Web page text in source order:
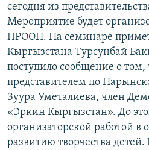
сегодня из
Мероприятие будет
ПРООН. На семинаре
Кыргызстана Турсунбай
поступило сообщение о том,
представителем по
Зуура Уметалиева, член
«Эркин Кыргызстан». До
организаторской работой в
развитию творчества